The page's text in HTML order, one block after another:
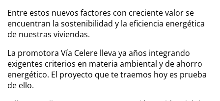
Entre estos nuevos factores con creciente valor se
encuentran la sostenibilidad y la eficiencia energética
de nuestras viviendas.
La promotora Vía Celere lleva ya años integrando
exigentes criterios en materia ambiental y de ahorro
energético. El proyecto que te traemos hoy es prueba
de ello.